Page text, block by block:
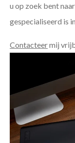
u op zoek bent naar
gespecialiseerd is in
Contacteermij